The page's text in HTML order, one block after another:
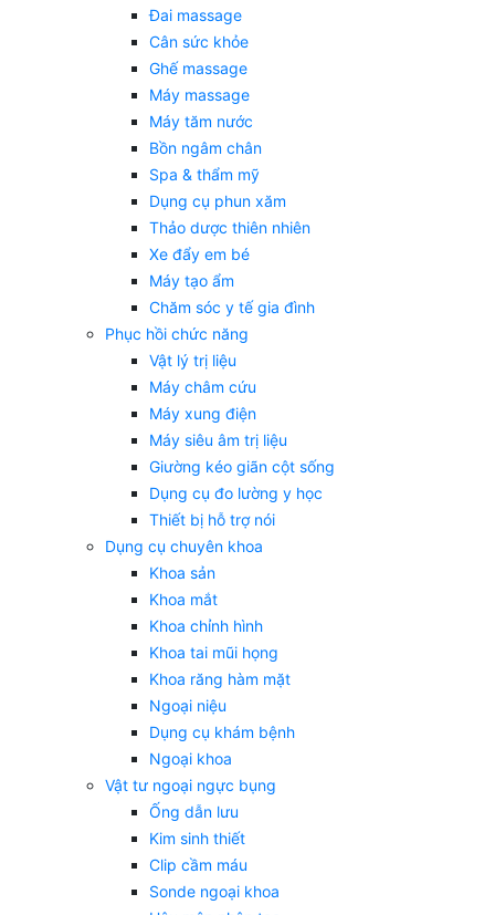
Đai massage
Cân sức khỏe
Ghế massage
Máy massage
Máy tăm nước
Bồn ngâm chân
Spa & thẩm mỹ
Dụng cụ phun xăm
Thảo dược thiên nhiên
Xe đẩy em bé
Máy tạo ẩm
Chăm sóc y tế gia đình
Phục hồi chức năng
Vật lý trị liệu
Máy châm cứu
Máy xung điện
Máy siêu âm trị liệu
Giường kéo giãn cột sống
Dụng cụ đo lường y học
Thiết bị hỗ trợ nói
Dụng cụ chuyên khoa
Khoa sản
Khoa mắt
Khoa chỉnh hình
Khoa tai mũi họng
Khoa răng hàm mặt
Ngoại niệu
Dụng cụ khám bệnh
Ngoại khoa
Vật tư ngoại ngực bụng
Ống dẫn lưu
Kim sinh thiết
Clip cầm máu
Sonde ngoại khoa